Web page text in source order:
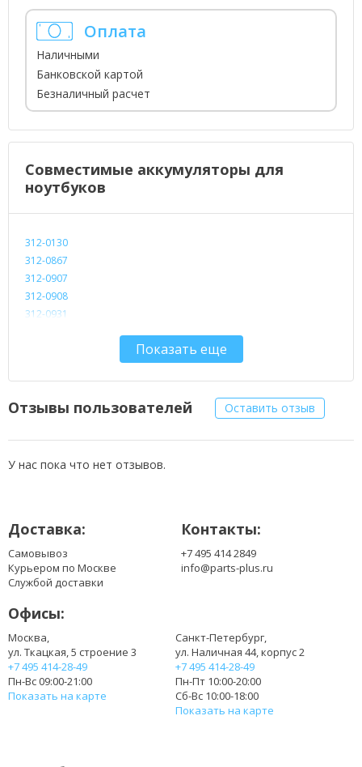
Оплата
Наличными
Банковской картой
Безналичный расчет
Совместимые аккумуляторы для
ноутбуков
312-0130
312-0867
312-0907
312-0908
312-0931
F143M
F144M
H768N
K916P
M456P
M457P
N532P
N533P
Показать еще
Отзывы пользователей Оставить отзыв
У нас пока что нет отзывов.
Доставка:
Самовывоз
Курьером по Москве
Службой доставки
Контакты:
+7 495 414 2849
info@parts-plus.ru
Офисы:
Москва,
ул. Ткацкая, 5 строение 3
+7 495 414-28-49
Пн-Вс 09:00-21:00
Показать на карте
Санкт-Петербург,
ул. Наличная 44, корпус 2
+7 495 414-28-49
Пн-Пт 10:00-20:00
Сб-Вс 10:00-18:00
Показать на карте